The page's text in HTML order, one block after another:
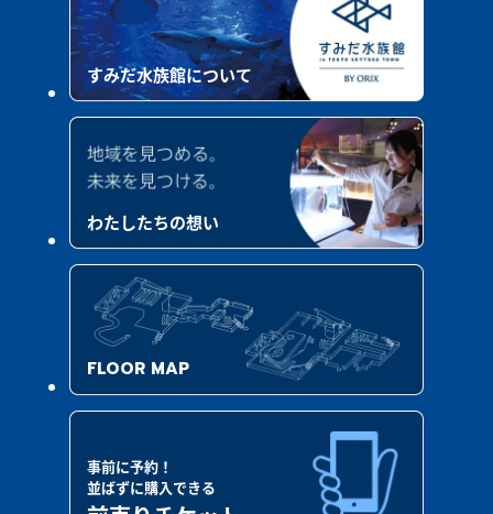
すみだ水族館について
わたしたちの想い
FLOOR MAP
事前に予約！
並ばずに購入できる